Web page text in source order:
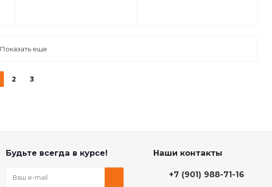
Показать еще
2 3
Будьте всегда в курсе! Наши контакты
+7 (901) 988-71-16